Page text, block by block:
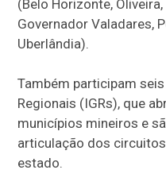
(Belo Horizonte,
Governador Valadares,
Uberlândia).
Também participam
Regionais (IGRs), que
municípios mineiros e
articulação dos
estado.